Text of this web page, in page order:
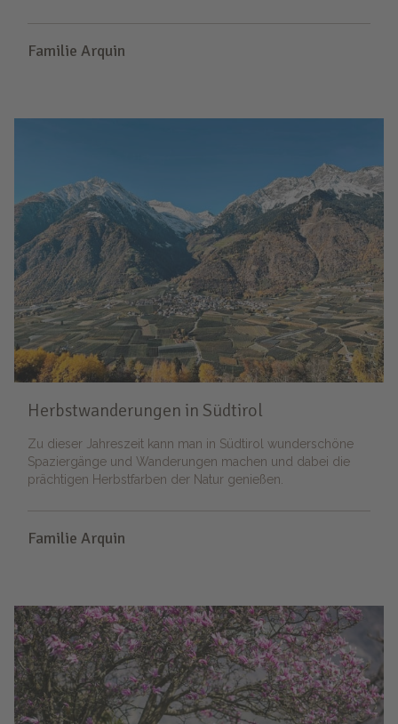
Familie Arquin
Herbstwanderungen in Südtirol
Zu dieser Jahreszeit kann man in Südtirol wunderschöne
Spaziergänge und Wanderungen machen und dabei die
prächtigen Herbstfarben der Natur genießen.
Familie Arquin